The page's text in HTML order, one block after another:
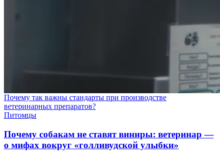
Почему так важны стандарты при производстве
ветеринарных препаратов?
Питомцы
Почему собакам не ставят виниры: ветеринар —
о мифах вокруг «голливудской улыбки»